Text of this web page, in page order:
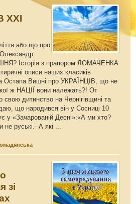
ХХІ
або що про
Історія з прапором ЛОМАЧЕНКА
описи наших класиків
Остапа Вишні про УКРАЇНЦІВ, що не
ж НАЦІЇ вони належать?! От
дитинство на Чернігівщині та
що народився він у Сосниці 10
у «Зачарованій Десні»:«А ми хто?
не руські.- А які ...
зі